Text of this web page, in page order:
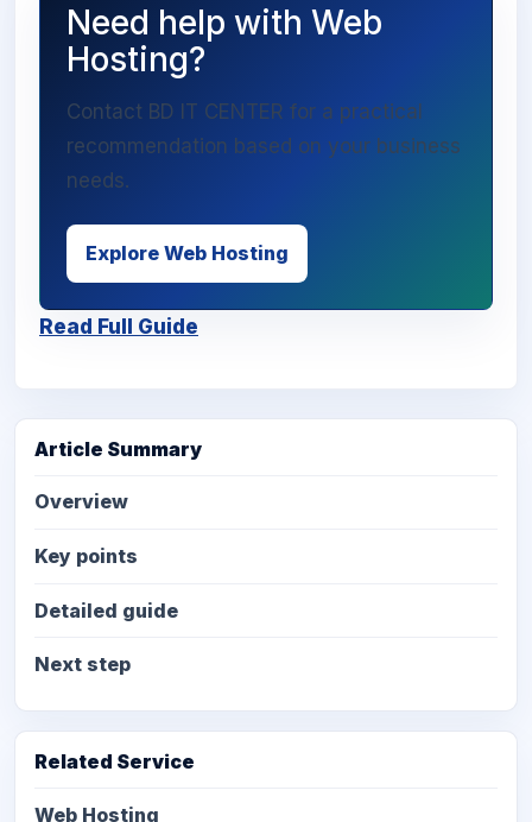
Need help with Web
Hosting?
Contact BD IT CENTER for a practical
recommendation based on your business
needs.
Explore Web Hosting
Read Full Guide
Article Summary
Overview
Key points
Detailed guide
Next step
Related Service
Web Hosting